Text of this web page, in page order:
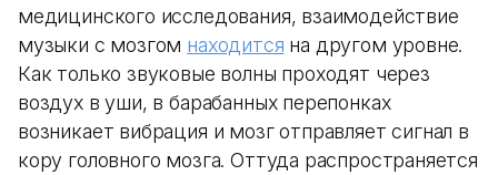
медицинского исследования, взаимодействие
музыки с мозгом находится на другом уровне.
Как только звуковые волны проходят через
воздух в уши, в барабанных перепонках
возникает вибрация и мозг отправляет сигнал в
кору головного мозга. Оттуда распространяется